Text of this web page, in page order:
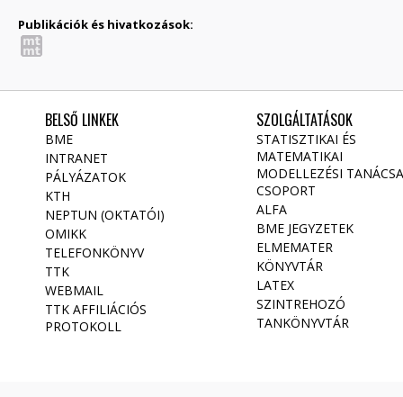
Publikációk és hivatkozások:
BELSŐ LINKEK
BME
INTRANET
PÁLYÁZATOK
KTH
NEPTUN (OKTATÓI)
OMIKK
TELEFONKÖNYV
TTK
WEBMAIL
TTK AFFILIÁCIÓS
PROTOKOLL
SZOLGÁLTATÁSOK
STATISZTIKAI ÉS
MATEMATIKAI
MODELLEZÉSI
CSOPORT
ALFA
BME JEGYZETEK
ELMEMATER
KÖNYVTÁR
LATEX
SZINTREHOZÓ
TANKÖNYVTÁR